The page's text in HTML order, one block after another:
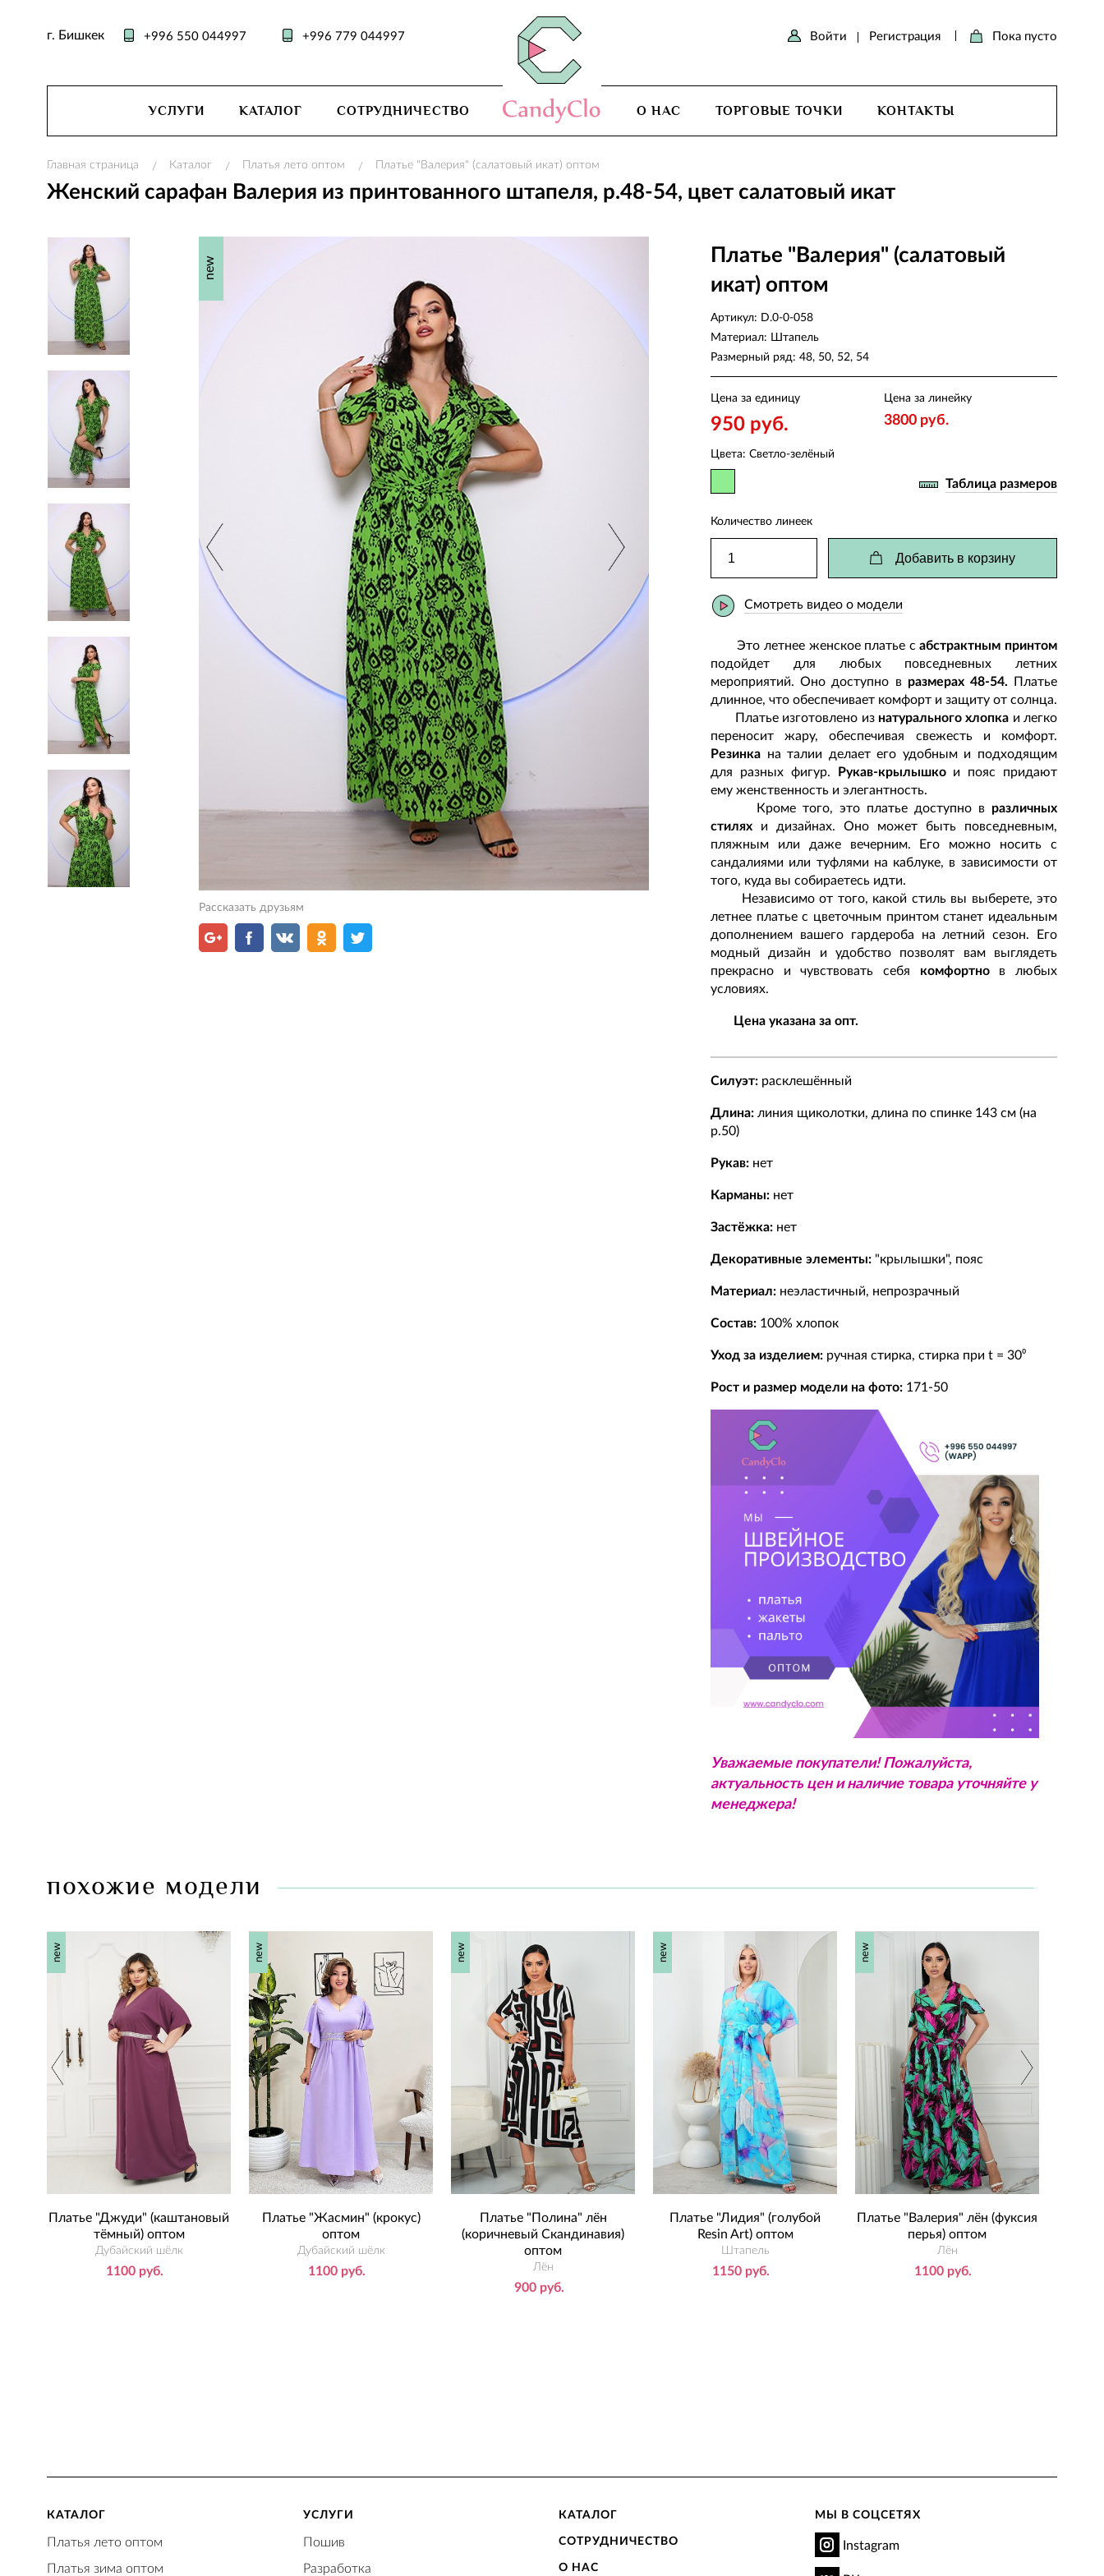
г. Бишкек +996 550 044997 +996 779 044997 Войти Регистрация Пока пусто
УСЛУГИ КАТАЛОГ СОТРУДНИЧЕСТВО О НАС ТОРГОВЫЕ ТОЧКИ КОНТАКТЫ
Главная страница / Каталог / Платья лето оптом / Платье "Валерия" (салатовый икат) оптом
Женский сарафан Валерия из принтованного штапеля, р.48-54, цвет салатовый икат
new
Рассказать друзьям
Платье "Валерия" (салатовый
икат) оптом
Артикул: D.0-0-058
Материал: Штапель
Размерный ряд: 48, 50, 52, 54
Цена за единицу
950 руб.
Цена за линейку
3800 руб.
Цвета: Светло-зелёный
Таблица размеров
Количество линеек
Добавить в корзину
Смотреть видео о модели
Это летнее женское платье сабстрактным принтом
подойдет для любых повседневных летних
мероприятий. Оно доступно в размерах 48-54. Платье
длинное, что обеспечивает комфорт и защиту от солнца.
Платье изготовлено из натурального хлопка и легко
переносит жару, обеспечивая свежесть и комфорт.
Резинка на талии делает его удобным и подходящим
для разных фигур. Рукав-крылышкои пояс придают
ему женственность и элегантность.
Кроме того, это платье доступно в различных
стилях и дизайнах. Оно может быть повседневным,
пляжным или даже вечерним. Его можно носить с
сандалиями или туфлями на каблуке, в зависимости от
того, куда вы собираетесь идти.
Независимо от того, какой стиль вы выберете, это
летнее платье с цветочным принтом станет идеальным
дополнением вашего гардероба на летний сезон. Его
модный дизайн и удобство позволят вам выглядеть
прекрасно и чувствовать себя комфортно в любых
условиях.
Цена указана за опт.
Силуэт: расклешённый
Длина: линия щиколотки, длина по спинке 143 см (на
р.50)
Рукав: нет
Карманы: нет
Застёжка: нет
Декоративные элементы: "крылышки", пояс
Материал: неэластичный, непрозрачный
Состав: 100% хлопок
Уход за изделием: ручная стирка, стирка при t = 30⁰
Рост и размер модели на фото: 171-50
Уважаемые покупатели! Пожалуйста,
актуальность цен и наличие товара уточняйте у
менеджера!
похожие модели
new
Платье "Джуди" (каштановый
тёмный) оптом
Дубайский шёлк
1100 руб.
new
Платье "Жасмин" (крокус)
оптом
Дубайский шёлк
1100 руб.
new
Платье "Полина" лён
(коричневый Скандинавия)
оптом
Лён
900 руб.
new
Платье "Лидия" (голубой
Resin Art) оптом
Штапель
1150 руб.
new
Платье "Валерия" лён (фуксия
перья) оптом
Лён
1100 руб.
КАТАЛОГ
Платья лето оптом
Платья зима оптом
УСЛУГИ
Пошив
Разработка
КАТАЛОГ
СОТРУДНИЧЕСТВО
О НАС
МЫ В СОЦСЕТЯХ
Instagram